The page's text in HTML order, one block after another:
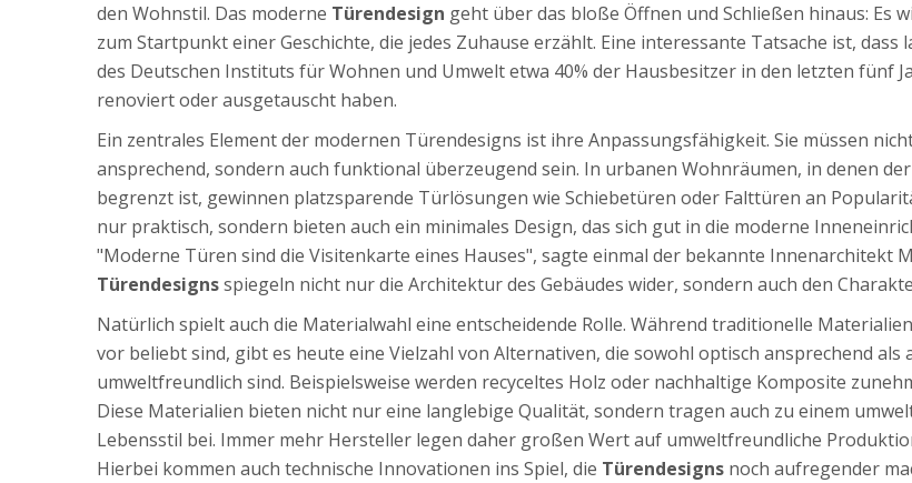
den Wohnstil. Das moderne Türendesign geht über das bloße Öffnen und Schließen hinaus: Es
zum Startpunkt einer Geschichte, die jedes Zuhause erzählt. Eine interessante Tatsache ist, dass
des Deutschen Instituts für Wohnen und Umwelt etwa 40% der Hausbesitzer in den letzten fünf
renoviert oder ausgetauscht haben.
Ein zentrales Element der modernen Türendesigns ist ihre Anpassungsfähigkeit. Sie müssen
ansprechend, sondern auch funktional überzeugend sein. In urbanen Wohnräumen, in denen
begrenzt ist, gewinnen platzsparende Türlösungen wie Schiebetüren oder Falttüren an
nur praktisch, sondern bieten auch ein minimales Design, das sich gut in die moderne
"Moderne Türen sind die Visitenkarte eines Hauses", sagte einmal der bekannte Innenarchitekt
Türendesignsspiegeln nicht nur die Architektur des Gebäudes wider, sondern auch den
Natürlich spielt auch die Materialwahl eine entscheidende Rolle. Während traditionelle
vor beliebt sind, gibt es heute eine Vielzahl von Alternativen, die sowohl optisch ansprechend als
umweltfreundlich sind. Beispielsweise werden recyceltes Holz oder nachhaltige Komposite
Diese Materialien bieten nicht nur eine langlebige Qualität, sondern tragen auch zu einem
Lebensstil bei. Immer mehr Hersteller legen daher großen Wert auf umweltfreundliche
Hierbei kommen auch technische Innovationen ins Spiel, die Türendesigns noch aufregender